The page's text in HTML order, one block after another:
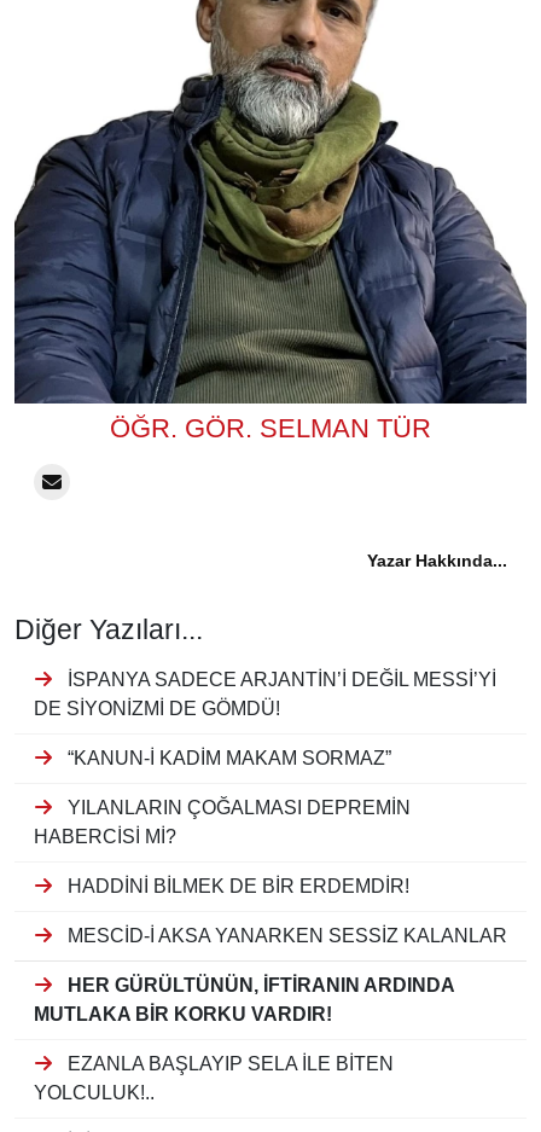
ÖĞR. GÖR. SELMAN TÜR
Yazar Hakkında...
Diğer Yazıları...
İSPANYA SADECE ARJANTİN’İ DEĞİL MESSİ’Yİ
DE SİYONİZMİ DE GÖMDÜ!
“KANUN-İ KADİM MAKAM SORMAZ”
YILANLARIN ÇOĞALMASI DEPREMİN
HABERCİSİ Mİ?
HADDİNİ BİLMEK DE BİR ERDEMDİR!
MESCİD-İ AKSA YANARKEN SESSİZ KALANLAR
HER GÜRÜLTÜNÜN, İFTİRANIN ARDINDA
MUTLAKA BİR KORKU VARDIR!
EZANLA BAŞLAYIP SELA İLE BİTEN
YOLCULUK!..